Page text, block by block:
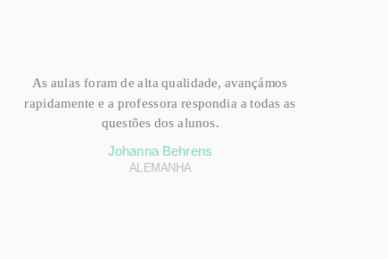
As aulas foram de alta qualidade, avançámos
rapidamente e a professora respondia a todas as
questões dos alunos.
Johanna Behrens
ALEMANHA